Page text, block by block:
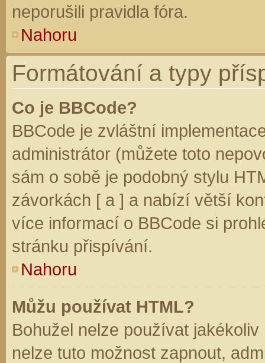
neporušili pravidla fóra.
Nahoru
Formátování a typy
Co je BBCode?
BBCode je zvláštní
administrátor (můžete toto
sám o sobě je podobný stylu
závorkách [ a ] a nabízí větší
více informací o BBCode si
stránku přispívání.
Nahoru
Můžu používat HTML?
Bohužel nelze používat
nelze tuto možnost zapnout,